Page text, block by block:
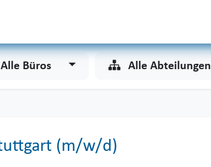
Alle Büros Alle Abteilungen
(m/w/d)